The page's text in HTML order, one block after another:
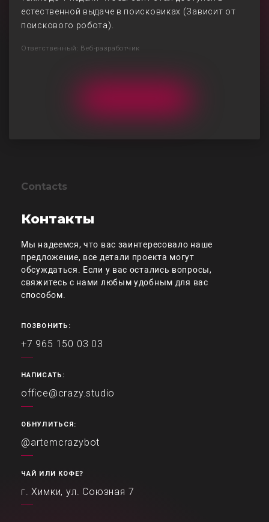
естественной выдаче в поисковиках (Зависит от
поискового робота).
Ответственный: Веб-разработчик
Contacts
Контакты
Мы надеемся, что вас заинтересовало наше
предложение, все детали проекта могут
обсуждаться. Если у вас остались вопросы,
свяжитесь с нами любым удобным для вас
способом.
ПОЗВОНИТЬ:
+7 965 150 03 03
НАПИСАТЬ:
office@crazy.studio
ОБНУЛИТЬСЯ:
@artemcrazybot
ЧАЙ ИЛИ КОФЕ?
г. Химки, ул. Союзная 7